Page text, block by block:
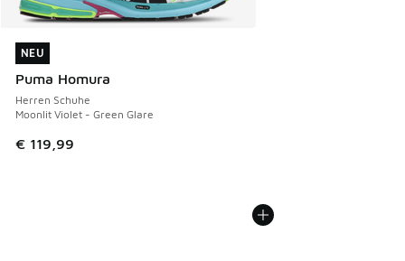
NEU
Puma Homura
Herren Schuhe
Moonlit Violet - Green Glare
€ 119,99
NEU